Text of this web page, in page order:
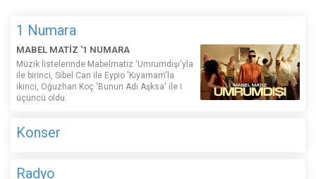
1 Numara
MABEL MATİZ '1 NUMARA
Müzik listelerinde Mabelmatiz ‘Umrumdışı'yla
ile birinci, Sibel Can ile Eypio 'Kıyamam'la
ikinci, Oğuzhan Koç 'Bunun Adı Aşksa' ile i
üçüncü oldu.
Konser
Radyo